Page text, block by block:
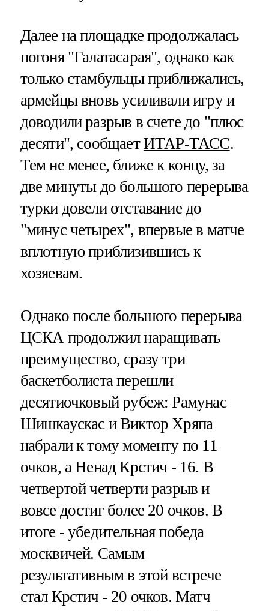
Далее на площадке продолжалась
погоня "Галатасарая", однако как
только стамбульцы приближались,
армейцы вновь усиливали игру и
доводили разрыв в счете до "плюс
десяти", сообщаетИТАР-ТАСС.
Тем не менее, ближе к концу, за
две минуты до большого перерыва
турки довели отставание до
"минус четырех", впервые в матче
вплотную приблизившись к
хозяевам.
Однако после большого перерыва
ЦСКА продолжил наращивать
преимущество, сразу три
баскетболиста перешли
десятиочковый рубеж: Рамунас
Шишкаускас и Виктор Хряпа
набрали к тому моменту по 11
очков, а Ненад Крстич - 16. В
четвертой четверти разрыв и
вовсе достиг более 20 очков. В
итоге - убедительная победа
москвичей. Самым
результативным в этой встрече
стал Крстич - 20 очков. Матч